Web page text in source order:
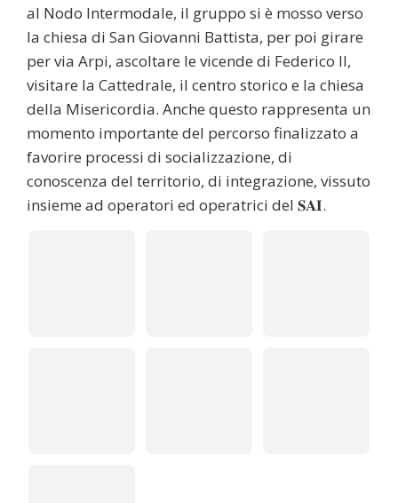
al Nodo Intermodale, il gruppo si è mosso verso
la chiesa di San Giovanni Battista, per poi girare
per via Arpi, ascoltare le vicende di Federico II,
visitare la Cattedrale, il centro storico e la chiesa
della Misericordia. Anche questo rappresenta un
momento importante del percorso finalizzato a
favorire processi di socializzazione, di
conoscenza del territorio, di integrazione, vissuto
insieme ad operatori ed operatrici del 𝐒𝐀𝐈.